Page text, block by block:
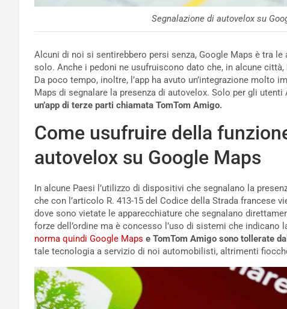
Segnalazione di autovelox su
Alcuni di noi si sentirebbero persi senza, Google Maps è tra
solo. Anche i pedoni ne usufruiscono dato che, in alcune
Da poco tempo, inoltre, l’app ha avuto un’integrazione molto
Maps di segnalare la presenza di autovelox. Solo per gli
un’app di terze parti chiamata TomTom Amigo.
Come usufruire della
autovelox su Google Maps
In alcune Paesi l’utilizzo di dispositivi che segnalano la
che con l’articolo R. 413-15 del Codice della Strada francese
dove sono vietate le apparecchiature che segnalano
forze dell’ordine ma è concesso l’uso di sistemi che indicano
norma quindi Google Maps e TomTom Amigo sono tollerate
tale tecnologia a servizio di noi automobilisti, altrimenti